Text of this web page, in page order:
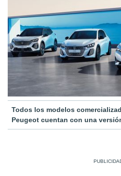
Todos los modelos
Peugeot cuentan con una